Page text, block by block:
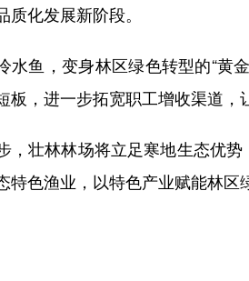
质化发展新阶段。
鱼，变身林区绿色转型的“黄金
板，进一步拓宽职工增收渠道，
壮林林场将立足寒地生态优势
特色渔业，以特色产业赋能林区